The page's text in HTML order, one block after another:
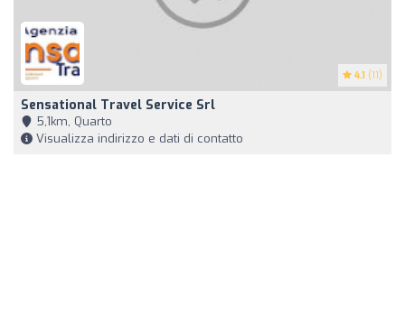
4.1 (11)
Sensational Travel Service Srl
5,1km, Quarto
Visualizza indirizzo e dati di contatto